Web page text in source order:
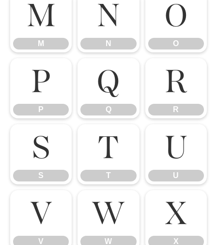
M
M
N
N
O
O
P
P
Q
Q
R
R
S
S
T
T
U
U
V
V
W
W
X
X